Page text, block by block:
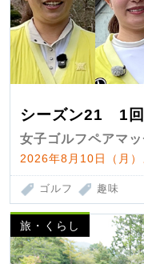
シーズン21 1
女子ゴルフペアマ
2026年8月10日（月
ゴルフ 趣味
旅・くらし